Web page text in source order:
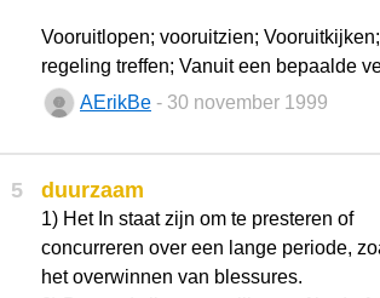
Vooruitlopen; vooruitzien;
regeling treffen; Vanuit een bepaalde
AErikBe - 30 november 1999
5 duurzaam
1) Het In staat zijn om te presteren of
concurreren over een lange periode,
het overwinnen van blessures.